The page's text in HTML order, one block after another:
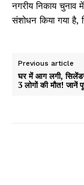
नगरीय निकाय चुनाव
संशोधन किया गया
Previous article
घर में आग लगी,
3 लोगों की मौत! जानें